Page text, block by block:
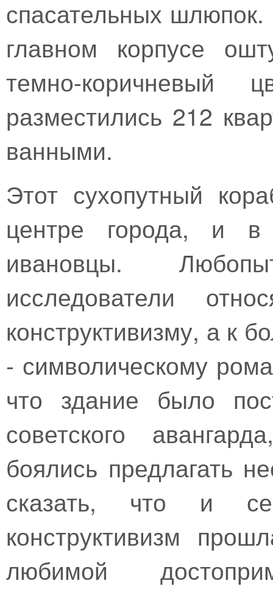
спасательных
главном корпусе
темно-
разместились 212
ванными.
Этот сухопутный
центре города, и
ивановцы.
исследователи
конструктивизму, а к
- символическому
что здание было
советского
боялись предлагать
сказать, что и
конструктивизм
любимой